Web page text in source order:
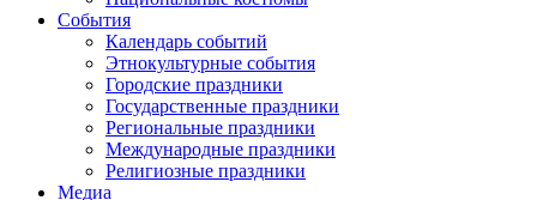
События
Календарь событий
Этнокультурные события
Городские праздники
Государственные праздники
Региональные праздники
Международные праздники
Религиозные праздники
Медиа